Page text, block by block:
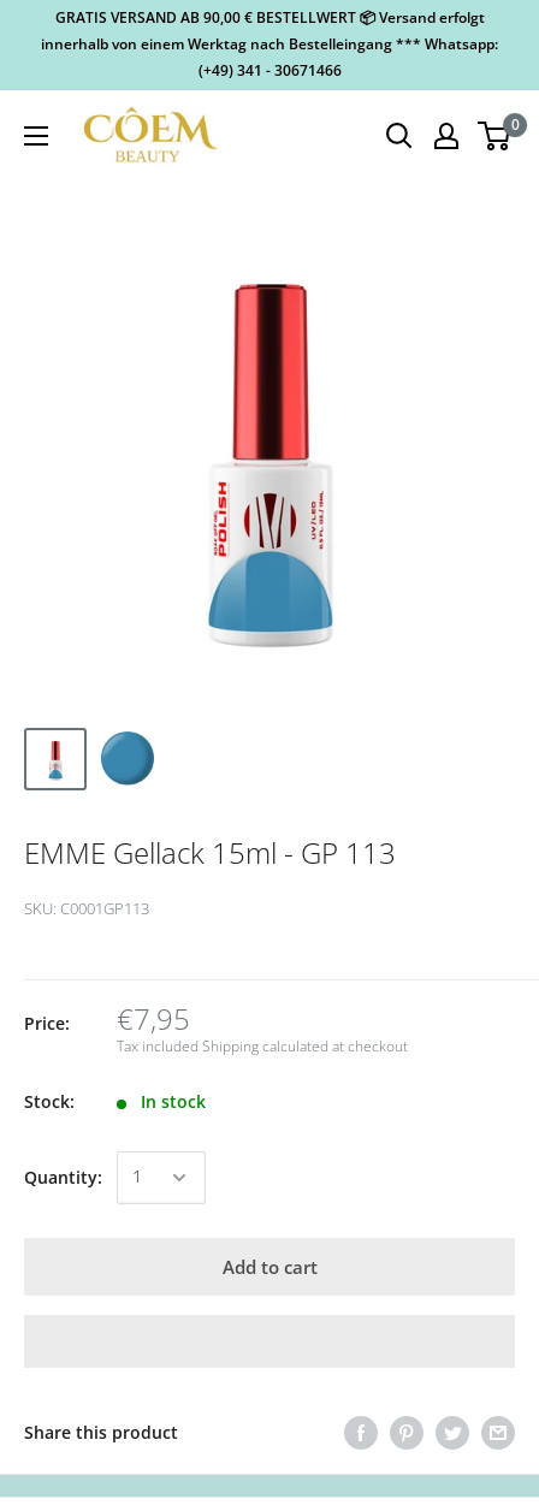
GRATIS VERSAND AB 90,00 € BESTELLWERT 📦 Versand erfolgt
innerhalb von einem Werktag nach Bestelleingang *** Whatsapp:
(+49) 341 - 30671466
0
EMME Gellack 15ml - GP 113
SKU: C0001GP113
Price: €7,95
Tax included Shipping calculated at checkout
Stock: In stock
Quantity:
Add to cart
Share this product